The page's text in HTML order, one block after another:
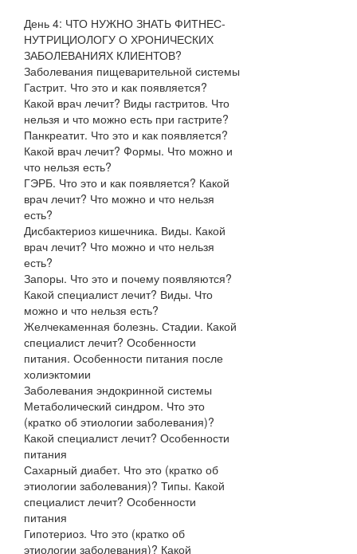
День 4: ЧТО НУЖНО ЗНАТЬ ФИТНЕС-
НУТРИЦИОЛОГУ О ХРОНИЧЕСКИХ
ЗАБОЛЕВАНИЯХ КЛИЕНТОВ?
Заболевания пищеварительной системы
Гастрит. Что это и как появляется?
Какой врач лечит? Виды гастритов. Что
нельзя и что можно есть при гастрите?
Панкреатит. Что это и как появляется?
Какой врач лечит? Формы. Что можно и
что нельзя есть?
ГЭРБ. Что это и как появляется? Какой
врач лечит? Что можно и что нельзя
есть?
Дисбактериоз кишечника. Виды. Какой
врач лечит? Что можно и что нельзя
есть?
Запоры. Что это и почему появляются?
Какой специалист лечит? Виды. Что
можно и что нельзя есть?
Желчекаменная болезнь. Стадии. Какой
специалист лечит? Особенности
питания. Особенности питания после
холиэктомии
Заболевания эндокринной системы
Метаболический синдром. Что это
(кратко об этиологии заболевания)?
Какой специалист лечит? Особенности
питания
Сахарный диабет. Что это (кратко об
этиологии заболевания)? Типы. Какой
специалист лечит? Особенности
питания
Гипотериоз. Что это (кратко об
этиологии заболевания)? Какой